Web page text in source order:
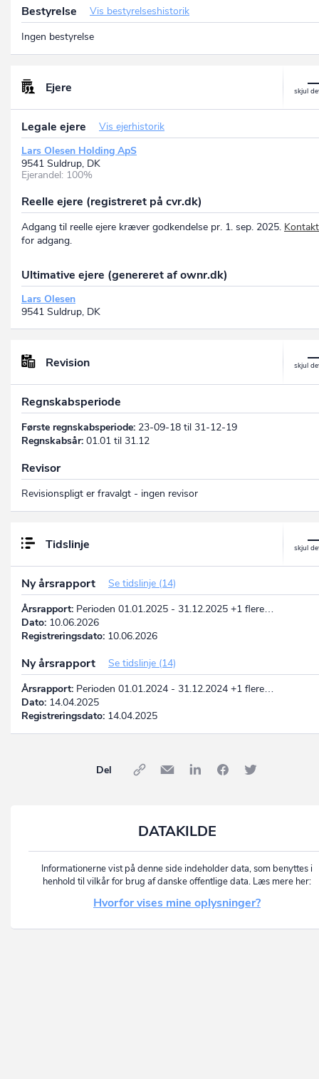
Bestyrelse
Vis bestyrelseshistorik
Ingen bestyrelse
Ejere
Legale ejere
Vis ejerhistorik
Lars Olesen Holding ApS
9541 Suldrup, DK
Ejerandel: 100%
Reelle ejere (registreret på cvr.dk)
Adgang til reelle ejere kræver godkendelse pr. 1. sep. 2025.
for adgang.
Ultimative ejere (genereret af ownr.dk)
Lars Olesen
9541 Suldrup, DK
Revision
Regnskabsperiode
Første regnskabsperiode: 23-09-18 til 31-12-19
Regnskabsår: 01.01 til 31.12
Revisor
Revisionspligt er fravalgt - ingen revisor
Tidslinje
Ny årsrapport
Se tidslinje (14)
Årsrapport: Perioden 01.01.2025 - 31.12.2025 +1 flere…
Dato: 10.06.2026
Registreringsdato: 10.06.2026
Ny årsrapport
Se tidslinje (14)
Årsrapport: Perioden 01.01.2024 - 31.12.2024 +1 flere…
Dato: 14.04.2025
Registreringsdato: 14.04.2025
Del
DATAKILDE
Informationerne vist på denne side indeholder data, som benyttes i
henhold til vilkår for brug af danske offentlige data. Læs mere her:
Hvorfor vises mine oplysninger?